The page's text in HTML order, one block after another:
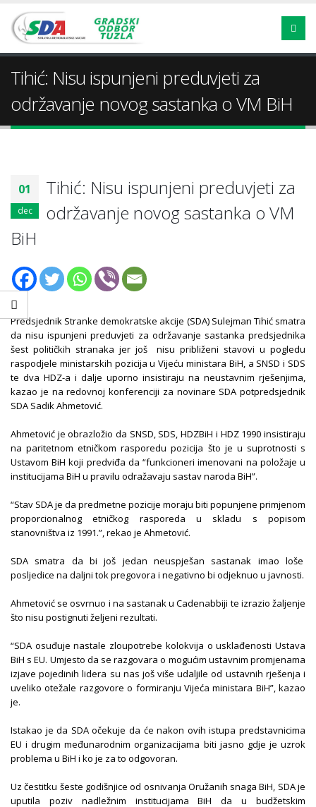
Tihić: Nisu ispunjeni preduvjeti za
održavanje novog sastanka o VM BiH
01
dec
Tihić: Nisu ispunjeni preduvjeti za
održavanje novog sastanka o VM
BiH
Predsjednik Stranke demokratske akcije (SDA) Sulejman Tihić smatra
da nisu ispunjeni preduvjeti za održavanje sastanka predsjednika
šest političkih stranaka jer još nisu približeni stavovi u pogledu
raspodjele ministarskih pozicija u Vijeću ministara BiH, a SNSD i SDS
te dva HDZ-a i dalje uporno insistiraju na neustavnim rješenjima,
kazao je na redovnoj konferenciji za novinare SDA potpredsjednik
SDA Sadik Ahmetović.
Ahmetović je obrazložio da SNSD, SDS, HDZBiH i HDZ 1990 insistiraju
na paritetnom etničkom rasporedu pozicija što je u suprotnosti s
Ustavom BiH koji predviđa da “funkcioneri imenovani na položaje u
institucijama BiH u pravilu odražavaju sastav naroda BiH”.
“Stav SDA je da predmetne pozicije moraju biti popunjene primjenom
proporcionalnog etničkog rasporeda u skladu s popisom
stanovništva iz 1991.”, rekao je Ahmetović.
SDA smatra da bi još jedan neuspješan sastanak imao loše
posljedice na daljni tok pregovora i negativno bi odjeknuo u javnosti.
Ahmetović se osvrnuo i na sastanak u Cadenabbiji te izrazio žaljenje
što nisu postignuti željeni rezultati.
“SDA osuđuje nastale zloupotrebe kolokvija o usklađenosti Ustava
BiH s EU. Umjesto da se razgovara o mogućim ustavnim promjenama
izjave pojedinih lidera su nas još više udaljile od ustavnih rješenja i
uveliko otežale razgovore o formiranju Vijeća ministara BiH”, kazao
je.
Istakao je da SDA očekuje da će nakon ovih istupa predstavnicima
EU i drugim međunarodnim organizacijama biti jasno gdje je uzrok
problema u BiH i ko je za to odgovoran.
Uz čestitku šeste godišnjice od osnivanja Oružanih snaga BiH, SDA je
uputila poziv nadležnim institucijama BiH da u budžetskim